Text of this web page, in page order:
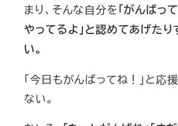
まり、そんな自分を「がんばっ
やってるよ」と認めてあげた
い。
「今日もがんばってね！」と応
ない。